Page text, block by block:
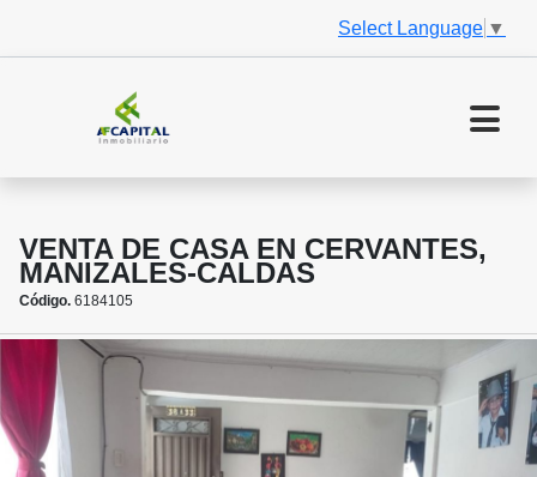
Select Language ▼
VENTA DE CASA EN CERVANTES,
MANIZALES-CALDAS
Código. 6184105